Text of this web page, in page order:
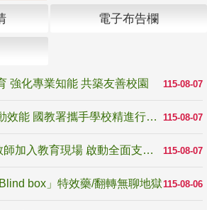
電子布告欄
115-08-07
強化專業知能 共築友善校園
115-08-07
強化學習歷程檔案推動效能 國教署攜手學校精進行政與教學支持
115-08-07
迎接115學年度新進教師加入教育現場 啟動全面支持陪伴
115-08-06
box」特效藥/翻轉無聊地獄